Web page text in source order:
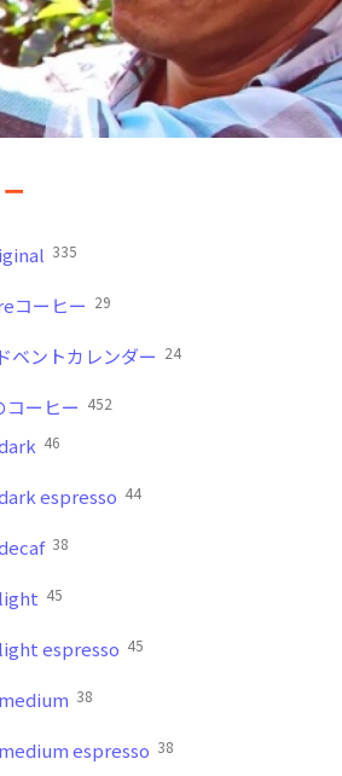
335
コーヒー 29
ベントカレンダー 24
コーヒー 452
46
espresso 44
38
45
espresso 45
38
espresso 38